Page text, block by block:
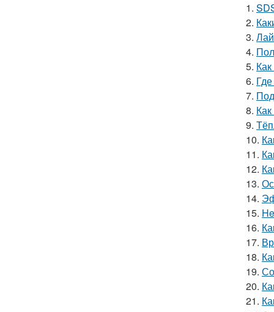
1.
2.
3.
4.
5.
6.
7.
8.
9.
10.
11.
12.
13.
14.
15.
16.
17.
18.
19.
20.
21.